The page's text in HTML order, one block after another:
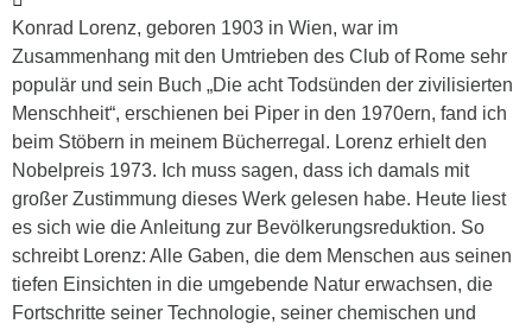
Konrad Lorenz, geboren 1903 in Wien, war im
Zusammenhang mit den Umtrieben des Club of Rome sehr
populär und sein Buch „Die acht Todsünden der zivilisierten
Menschheit“, erschienen bei Piper in den 1970ern, fand ich
beim Stöbern in meinem Bücherregal. Lorenz erhielt den
Nobelpreis 1973. Ich muss sagen, dass ich damals mit
großer Zustimmung dieses Werk gelesen habe. Heute liest
es sich wie die Anleitung zur Bevölkerungsreduktion. So
schreibt Lorenz: Alle Gaben, die dem Menschen aus seinen
tiefen Einsichten in die umgebende Natur erwachsen, die
Fortschritte seiner Technologie, seiner chemischen und